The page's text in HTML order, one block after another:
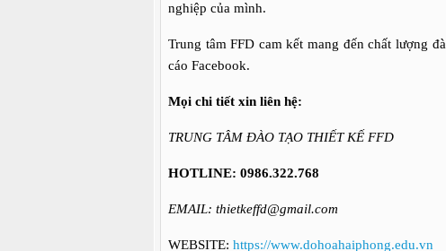
nghiệp của mình.
Trung tâm FFD cam kết mang đến chất lượng
cáo Facebook.
Mọi chi tiết xin liên hệ:
TRUNG TÂM ĐÀO TẠO THIẾT KẾ FFD
HOTLINE: 0986.322.768
EMAIL: thietkeffd@gmail.com
WEBSITE: https://www.dohoahaiphong.edu.vn